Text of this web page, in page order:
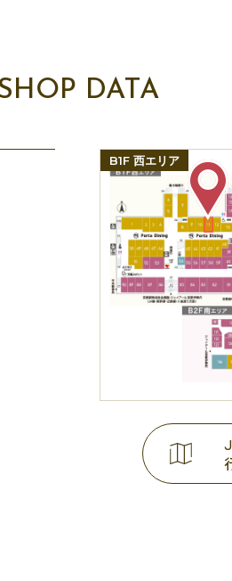
DATA
B1F 西エリア